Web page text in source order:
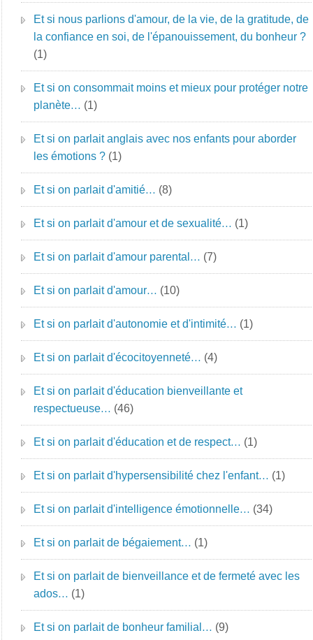
Et si nous parlions d'amour, de la vie, de la gratitude, de
la confiance en soi, de l'épanouissement, du bonheur ?
(1)
Et si on consommait moins et mieux pour protéger notre
planète… (1)
Et si on parlait anglais avec nos enfants pour aborder
les émotions ? (1)
Et si on parlait d'amitié… (8)
Et si on parlait d'amour et de sexualité… (1)
Et si on parlait d'amour parental… (7)
Et si on parlait d'amour… (10)
Et si on parlait d'autonomie et d'intimité… (1)
Et si on parlait d'écocitoyenneté… (4)
Et si on parlait d'éducation bienveillante et
respectueuse… (46)
Et si on parlait d'éducation et de respect… (1)
Et si on parlait d'hypersensibilité chez l'enfant… (1)
Et si on parlait d'intelligence émotionnelle… (34)
Et si on parlait de bégaiement… (1)
Et si on parlait de bienveillance et de fermeté avec les
ados… (1)
Et si on parlait de bonheur familial… (9)